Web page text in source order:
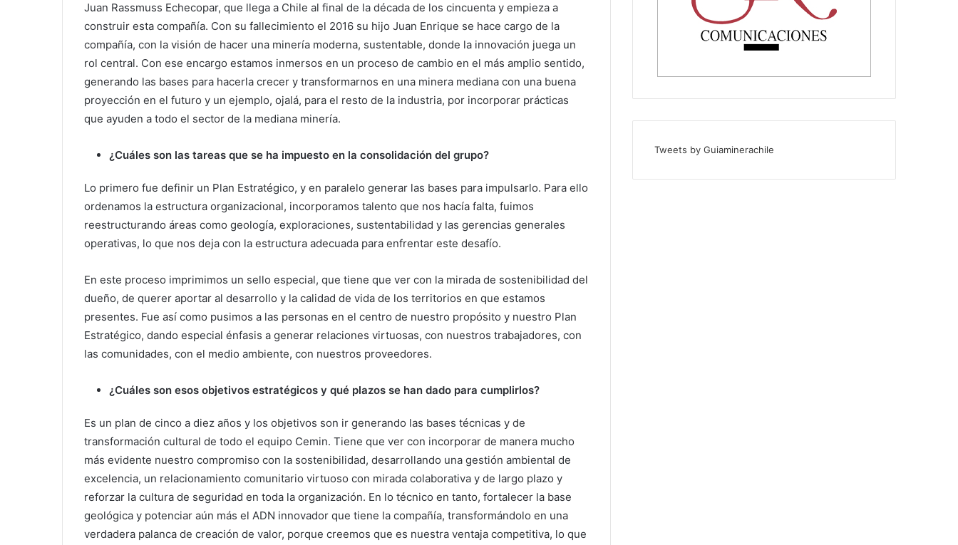
Juan Rassmuss Echecopar, que llega a Chile al final de la década de los cincuenta y empieza a
construir esta compañía. Con su fallecimiento el 2016 su hijo Juan Enrique se hace cargo de la
compañía, con la visión de hacer una minería moderna, sustentable, donde la innovación juega un
rol central. Con ese encargo estamos inmersos en un proceso de cambio en el más amplio sentido,
generando las bases para hacerla crecer y transformarnos en una minera mediana con una buena
proyección en el futuro y un ejemplo, ojalá, para el resto de la industria, por incorporar prácticas
que ayuden a todo el sector de la mediana minería.
¿Cuáles son las tareas que se ha impuesto en la consolidación del grupo?
Lo primero fue definir un Plan Estratégico, y en paralelo generar las bases para impulsarlo. Para ello
ordenamos la estructura organizacional, incorporamos talento que nos hacía falta, fuimos
reestructurando áreas como geología, exploraciones, sustentabilidad y las gerencias generales
operativas, lo que nos deja con la estructura adecuada para enfrentar este desafío.
En este proceso imprimimos un sello especial, que tiene que ver con la mirada de sostenibilidad del
dueño, de querer aportar al desarrollo y la calidad de vida de los territorios en que estamos
presentes. Fue así como pusimos a las personas en el centro de nuestro propósito y nuestro Plan
Estratégico, dando especial énfasis a generar relaciones virtuosas, con nuestros trabajadores, con
las comunidades, con el medio ambiente, con nuestros proveedores.
¿Cuáles son esos objetivos estratégicos y qué plazos se han dado para cumplirlos?
Es un plan de cinco a diez años y los objetivos son ir generando las bases técnicas y de
transformación cultural de todo el equipo Cemin. Tiene que ver con incorporar de manera mucho
más evidente nuestro compromiso con la sostenibilidad, desarrollando una gestión ambiental de
excelencia, un relacionamiento comunitario virtuoso con mirada colaborativa y de largo plazo y
reforzar la cultura de seguridad en toda la organización. En lo técnico en tanto, fortalecer la base
geológica y potenciar aún más el ADN innovador que tiene la compañía, transformándolo en una
verdadera palanca de creación de valor, porque creemos que es nuestra ventaja competitiva, lo que
Tweets by Guiaminerachile